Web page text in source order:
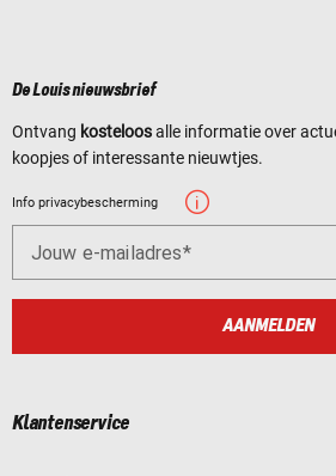
De Louis nieuwsbrief
Ontvang kosteloosalle informatie over
koopjes of interessante nieuwtjes.
Info privacybescherming
Jouw e-mailadres
AANMELDEN
Klantenservice